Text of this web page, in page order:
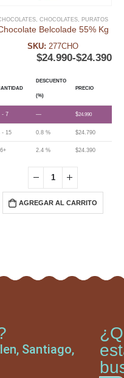
ESPECIALES,NAVIDAD,PAN DE PASCUA
CHOCOLATES PURATOS
Belcolade 55% Kg
SKU: 277CHO
$24.390
-
$24.990
DESCUENTO
(%)
PRECIO
- 7 — $24.990
- 15 0.8 % $24.790
2.4 % $24.390
AGREGAR AL CARRITO
Santiago,